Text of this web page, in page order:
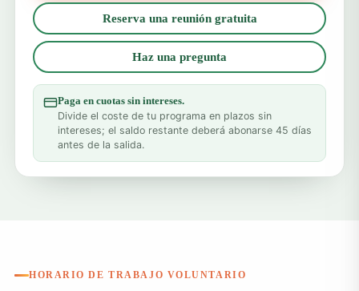
Reserva una reunión gratuita
Haz una pregunta
Paga en cuotas sin intereses.
Divide el coste de tu programa en plazos sin
intereses; el saldo restante deberá abonarse 45 días
antes de la salida.
HORARIO DE TRABAJO VOLUNTARIO